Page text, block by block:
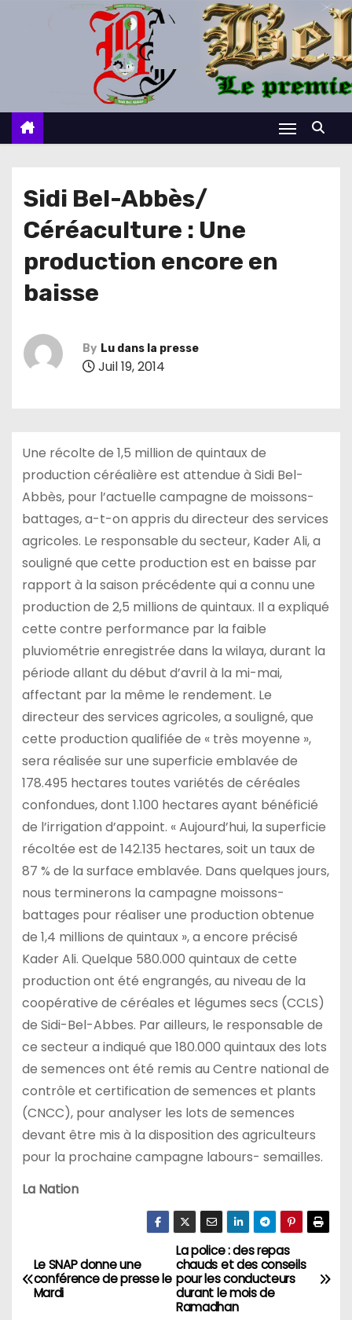
c
Sidi Bel-Abbès/
Céréaculture : Une
production encore en
baisse
By Lu dans la presse
Juil 19, 2014
Une récolte de 1,5 million de quintaux de
production céréalière est attendue à Sidi Bel-
Abbès, pour l’actuelle campagne de moissons-
battages, a-t-on appris du directeur des services
agricoles. Le responsable du secteur, Kader Ali, a
souligné que cette production est en baisse par
rapport à la saison précédente qui a connu une
production de 2,5 millions de quintaux. Il a expliqué
cette contre performance par la faible
pluviométrie enregistrée dans la wilaya, durant la
période allant du début d’avril à la mi-mai,
affectant par la même le rendement. Le
directeur des services agricoles, a souligné, que
cette production qualifiée de « très moyenne »,
sera réalisée sur une superficie emblavée de
178.495 hectares toutes variétés de céréales
confondues, dont 1.100 hectares ayant bénéficié
de l’irrigation d’appoint. « Aujourd’hui, la superficie
récoltée est de 142.135 hectares, soit un taux de
87 % de la surface emblavée. Dans quelques jours,
nous terminerons la campagne moissons-
battages pour réaliser une production obtenue
de 1,4 millions de quintaux », a encore précisé
Kader Ali. Quelque 580.000 quintaux de cette
production ont été engrangés, au niveau de la
coopérative de céréales et légumes secs (CCLS)
de Sidi-Bel-Abbes. Par ailleurs, le responsable de
ce secteur a indiqué que 180.000 quintaux des lots
de semences ont été remis au Centre national de
contrôle et certification de semences et plants
(CNCC), pour analyser les lots de semences
devant être mis à la disposition des agriculteurs
pour la prochaine campagne labours- semailles.
La Nation
N
a
La police : des repas
chauds et des conseils
pour les conducteurs
durant le mois de
Ramadhan
Le SNAP donne une
conférence de presse le
Mardi